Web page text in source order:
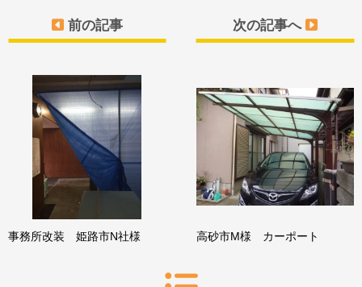
前の記事
事務所改装 姫路市N社様
次の記事へ
高砂市M様 カーポート